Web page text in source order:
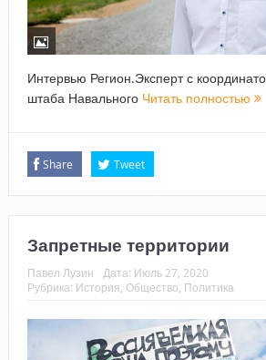
Интервью Регион.Эксперт с
штаба Навального Читать полностью
Share Tweet
Запретные территории
Павел Лузин Дата: Июль 27, 2020
Рубрика: История, Общество, Политика